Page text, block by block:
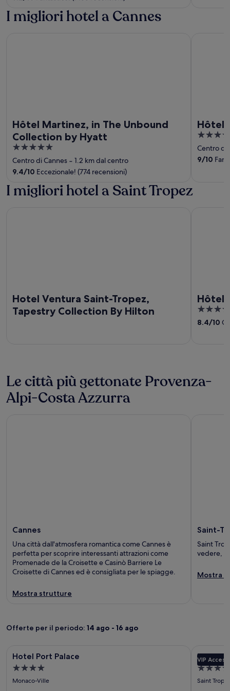
I migliori hotel a Cannes
Hôtel Martinez, in The Unbound
Collection by Hyatt
5
out
of
Centro di Cannes ‐ 1.2 km dal centro
9.4/10 Eccezionale! (774 recensioni)
Hôtel
4
out
of
Centro di
9/10
I migliori hotel a Saint Tropez
Hotel Ventura Saint-Tropez,
Tapestry Collection By Hilton
Hôtel
5
out
8.4/10
Le città più gettonate Provenza-
Alpi-Costa Azzurra
Cannes
Una città dall'atmosfera romantica come Cannes è
perfetta per scoprire interessanti attrazioni come
Promenade de la Croisette e Casinò Barriere Le
Croisette di Cannes ed è consigliata per le spiagge.
Mostra strutture
Saint-
Saint
vedere,
Mostra
Offerte per il periodo: 14 ago - 16 ago
Galleria
fotografica
Hotel
Hotel Port Palace
Struttura
a
Monaco-Ville
Galleria
Hôtel
VIP Access
Hôtel
Struttura
a
Saint